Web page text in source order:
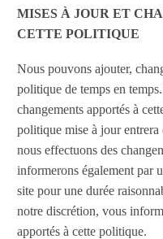
MISES À JOUR ET
CETTE POLITIQUE
Nous pouvons ajouter,
politique de temps en
changements apportés à
politique mise à jour
nous effectuons des
informerons également par
site pour une durée
notre discrétion, vous
apportés à cette politique.